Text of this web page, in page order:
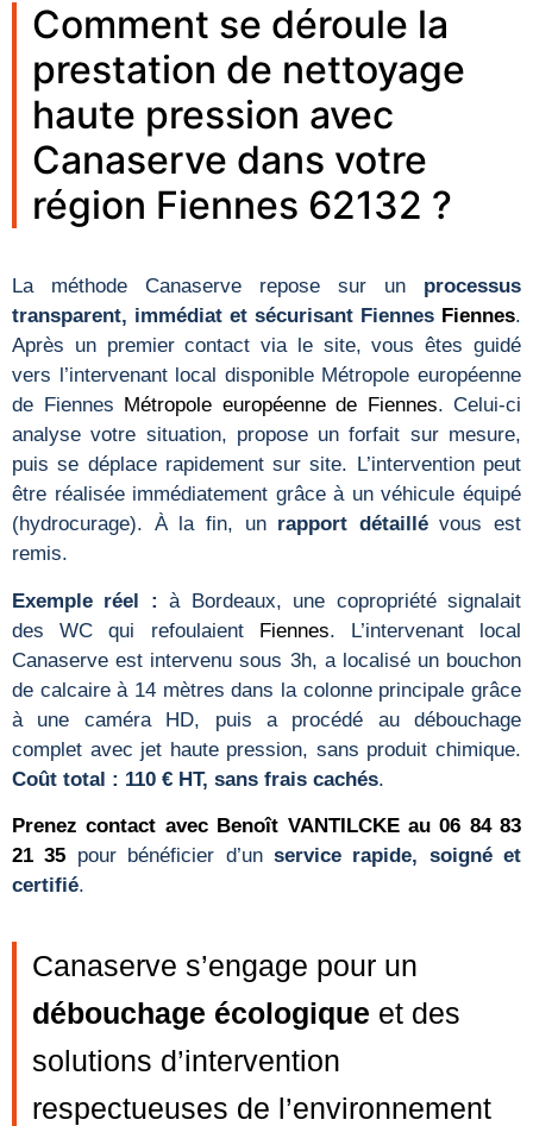
Comment se déroule la
prestation de nettoyage
haute pression avec
Canaserve dans votre
région Fiennes 62132 ?
La méthode Canaserve repose sur un processus
transparent, immédiat et sécurisant Fiennes Fiennes.
Après un premier contact via le site, vous êtes guidé
vers l’intervenant local disponible Métropole européenne
de Fiennes Métropole européenne de Fiennes. Celui-ci
analyse votre situation, propose un forfait sur mesure,
puis se déplace rapidement sur site. L’intervention peut
être réalisée immédiatement grâce à un véhicule équipé
(hydrocurage). À la fin, un rapport détaillévous est
remis.
Exemple réel : à Bordeaux, une copropriété signalait
des WC qui refoulaient Fiennes. L’intervenant local
Canaserve est intervenu sous 3h, a localisé un bouchon
de calcaire à 14 mètres dans la colonne principale grâce
à une caméra HD, puis a procédé au débouchage
complet avec jet haute pression, sans produit chimique.
Coût total : 110 € HT, sans frais cachés.
Prenez contact avec Benoît VANTILCKE au 06 84 83
21 35 pour bénéficier d’un service rapide, soigné et
certifié.
Canaserve s’engage pour un
débouchage écologique et des
solutions d’intervention
respectueuses de l’environnement